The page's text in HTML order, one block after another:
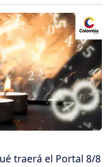
traerá el Portal 8/8